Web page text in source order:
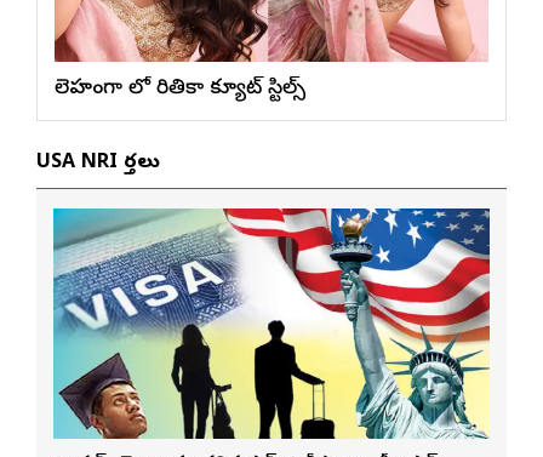
లెహంగా లో రితికా క్యూట్ స్టిల్స్
USA NRI వార్తలు